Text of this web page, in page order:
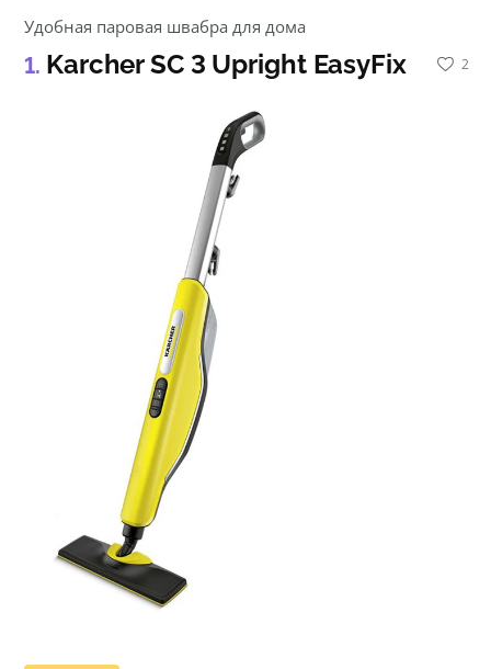
2
Удобная паровая швабра для дома
Karcher SC 3 Upright EasyFix